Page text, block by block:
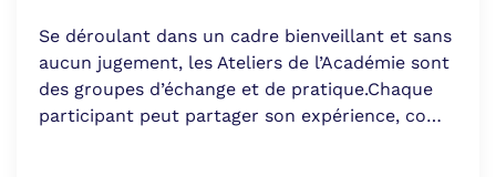
Se déroulant dans un cadre bienveillant et sans
aucun jugement, les Ateliers de l’Académie sont
des groupes d’échange et de pratique.Chaque
participant peut partager son expérience, co…